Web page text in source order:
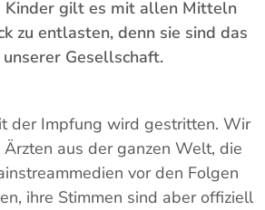
Kinder gilt es mit allen Mitteln
zu entlasten, denn sie sind das
Gesellschaft.
der Impfung wird gestritten. Wir
aus der ganzen Welt, die
vor den Folgen
ihre Stimmen sind aber offiziell